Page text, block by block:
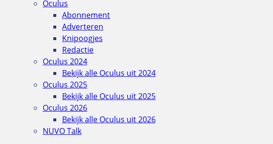
Oculus
Abonnement
Adverteren
Knipoogjes
Redactie
Oculus 2024
Bekijk alle Oculus uit 2024
Oculus 2025
Bekijk alle Oculus uit 2025
Oculus 2026
Bekijk alle Oculus uit 2026
NUVO Talk